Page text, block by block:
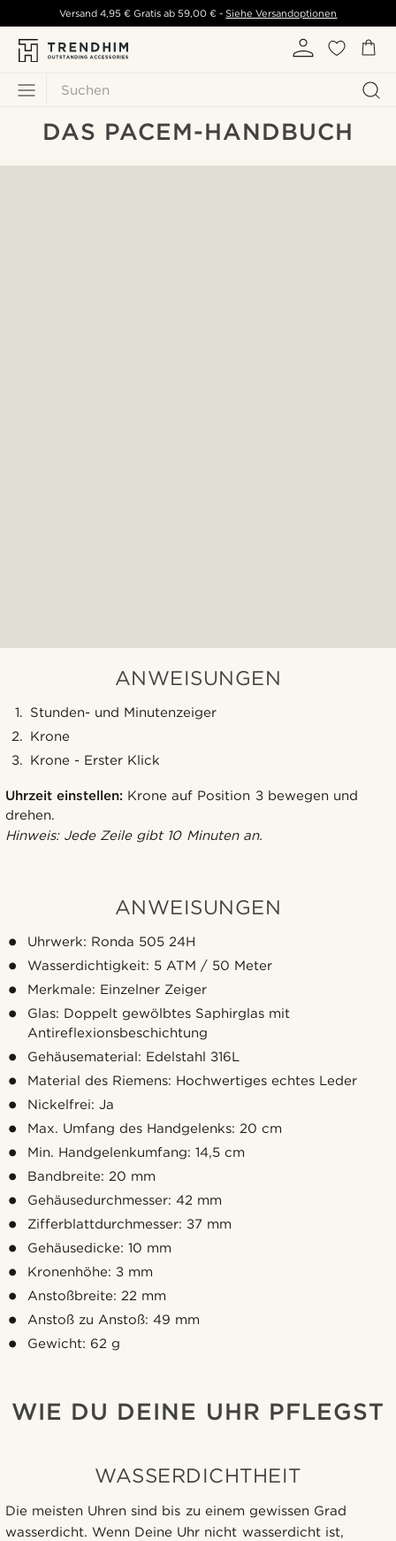
Suchen
Versand 4,95 € Gratis ab 59,00 € - Siehe Versandoptionen
DAS PACEM-HANDBUCH
ANWEISUNGEN
Stunden- und Minutenzeiger
Krone
Krone - Erster Klick
Uhrzeit einstellen: Krone auf Position 3 bewegen und
drehen.
Hinweis: Jede Zeile gibt 10 Minuten an.
ANWEISUNGEN
Uhrwerk: Ronda 505 24H
Wasserdichtigkeit: 5 ATM / 50 Meter
Merkmale: Einzelner Zeiger
Glas: Doppelt gewölbtes Saphirglas mit
Antireflexionsbeschichtung
Gehäusematerial: Edelstahl 316L
Material des Riemens: Hochwertiges echtes Leder
Nickelfrei: Ja
Max. Umfang des Handgelenks: 20 cm
Min. Handgelenkumfang: 14,5 cm
Bandbreite: 20 mm
Gehäusedurchmesser: 42 mm
Zifferblattdurchmesser: 37 mm
Gehäusedicke: 10 mm
Kronenhöhe: 3 mm
Anstoßbreite: 22 mm
Anstoß zu Anstoß: 49 mm
Gewicht: 62 g
WIE DU DEINE UHR PFLEGST
WASSERDICHTHEIT
Die meisten Uhren sind bis zu einem gewissen Grad
wasserdicht. Wenn Deine Uhr nicht wasserdicht ist,